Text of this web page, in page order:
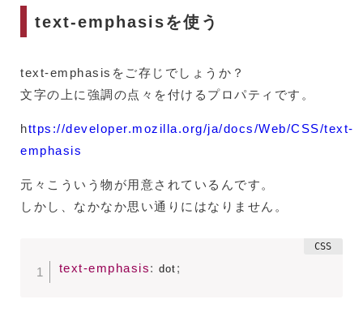
text-emphasisを使う
text-emphasisをご存じでしょうか？
文字の上に強調の点々を付けるプロパティです。
https://developer.mozilla.org/ja/docs/Web/CSS/text-
emphasis
元々こういう物が用意されているんです。
しかし、なかなか思い通りにはなりません。
text-emphasis: dot ;